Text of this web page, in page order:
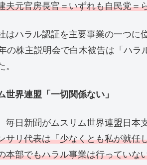
夫元官房長官＝いずれも自民党＝
はハラル認証を主要事業の一つに
の株主説明会で白木被告は「ハ
。
世界連盟「一切関係ない」
毎日新聞がムスリム世界連盟日本
サリ代表は「少なくとも私が就任
本部でもハラル事業は行っていな